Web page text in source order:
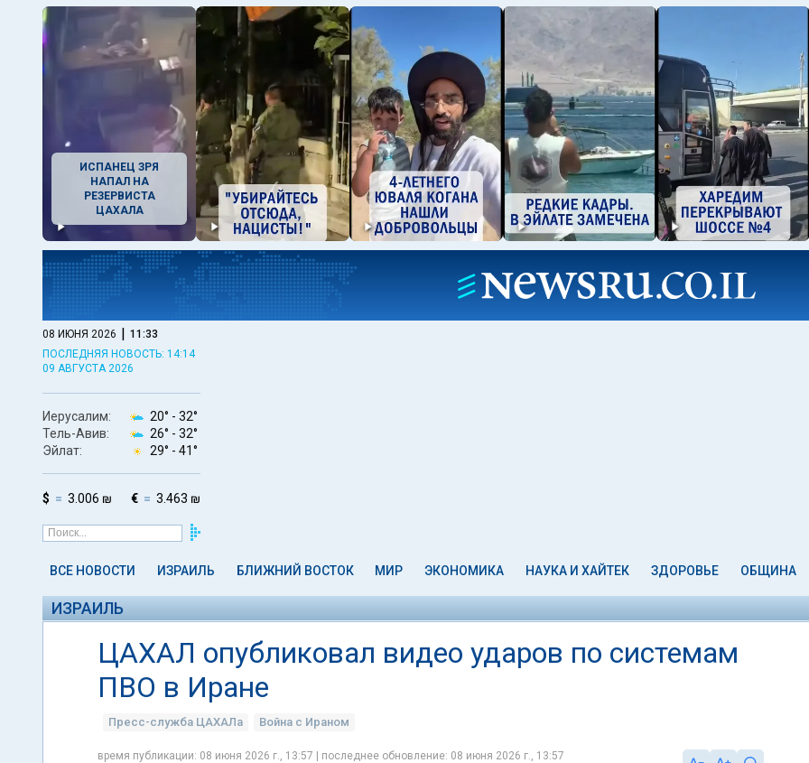
ИСПАНЕЦ ЗРЯ
НАПАЛ НА
РЕЗЕРВИСТА
ЦАХАЛА
08 ИЮНЯ 2026 | 11:33
ПОСЛЕДНЯЯ НОВОСТЬ: 14:14
09 АВГУСТА 2026
Иерусалим: 20° - 32°
Тель-Авив:
26° - 32°
Эйлат:
29° - 41°
$ 3.006 ₪ € 3.463 ₪
ВСЕ НОВОСТИ ИЗРАИЛЬ БЛИЖНИЙ ВОСТОК МИР ЭКОНОМИКА НАУКА И ХАЙТЕК ЗДОРОВЬЕ ОБЩИНА
ИЗРАИЛЬ
ЦАХАЛ опубликовал видео ударов по системам
ПВО в Иране
Пресс-служба ЦАХАЛа Война с Ираном
время публикации: 08 июня 2026 г., 13:57 | последнее обновление: 08 июня 2026 г., 13:57